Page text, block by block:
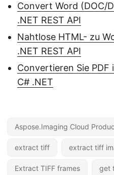
Convert Word (DOC/
.NET REST API
Nahtlose HTML- zu
.NET REST API
Convertieren Sie PDF
C# .NET
Aspose.Imaging Cloud
extract tiff extract tiff
Extract TIFF frames get